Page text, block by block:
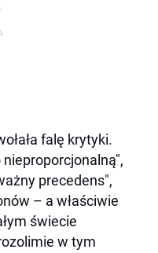
falę krytyki.
precedens",
– a właściwie
świecie
w tym